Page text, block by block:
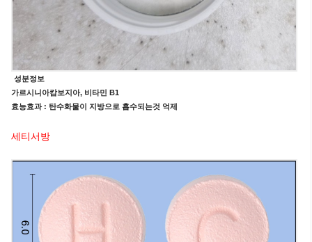
성분정보
가르시니아캄보지아, 비타민 B1
효능효과 : 탄수화물이 지방으로 흡수되는것 억제
세티서방